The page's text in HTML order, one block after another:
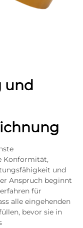
und
Konformität,
und
Anspruch beginnt
für
alle eingehenden
bevor sie in